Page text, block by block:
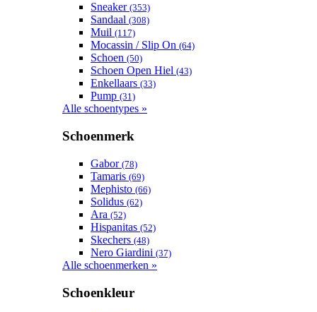
Sneaker (353)
Sandaal (308)
Muil (117)
Mocassin / Slip On (64)
Schoen (50)
Schoen Open Hiel (43)
Enkellaars (33)
Pump (31)
Alle schoentypes »
Schoenmerk
Gabor (78)
Tamaris (69)
Mephisto (66)
Solidus (62)
Ara (52)
Hispanitas (52)
Skechers (48)
Nero Giardini (37)
Alle schoenmerken »
Schoenkleur